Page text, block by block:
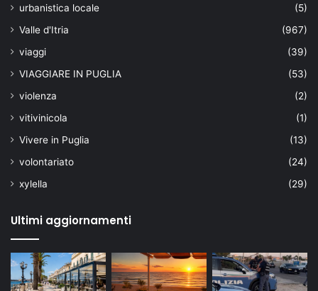
urbanistica locale
(5)
Valle d'Itria
(967)
viaggi
(39)
VIAGGIARE IN PUGLIA
(53)
violenza
(2)
vitivinicola
(1)
Vivere in Puglia
(13)
volontariato
(24)
xylella
(29)
Ultimi aggiornamenti